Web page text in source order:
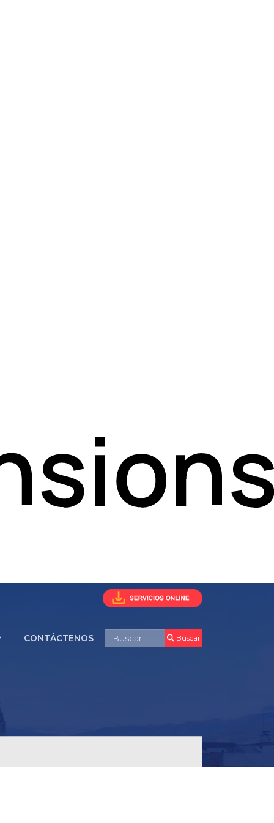
CONTÁCTENOS Buscar Buscar